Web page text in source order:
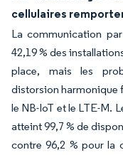
cellulaires
La communication
42,19 % des
place, mais les
distorsion harmonique
le NB-IoT et le LTE-M.
atteint 99,7 % de
contre 96,2 % pour la